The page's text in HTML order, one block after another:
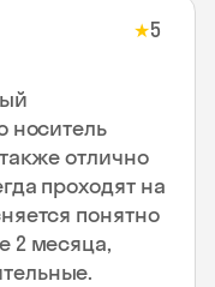
★5
носитель
отлично
проходят на
понятно
2 месяца,